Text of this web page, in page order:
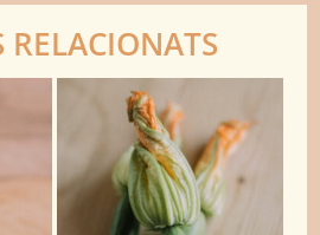
RELACIONATS